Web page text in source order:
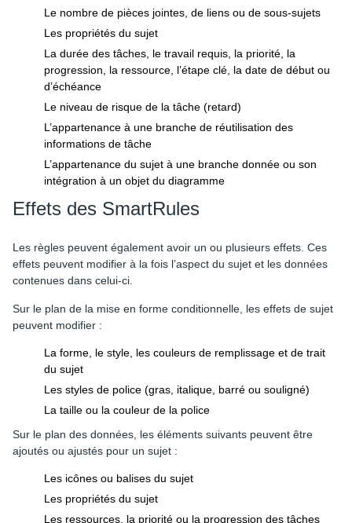
Le nombre de pièces jointes, de liens ou de sous-sujets
Les propriétés du sujet
La durée des tâches, le travail requis, la priorité, la
progression, la ressource, l’étape clé, la date de début ou
d’échéance
Le niveau de risque de la tâche (retard)
L’appartenance à une branche de réutilisation des
informations de tâche
L’appartenance du sujet à une branche donnée ou son
intégration à un objet du diagramme
Effets des SmartRules
Les règles peuvent également avoir un ou plusieurs effets. Ces
effets peuvent modifier à la fois l’aspect du sujet et les données
contenues dans celui-ci.
Sur le plan de la mise en forme conditionnelle, les effets de sujet
peuvent modifier :
La forme, le style, les couleurs de remplissage et de trait
du sujet
Les styles de police (gras, italique, barré ou souligné)
La taille ou la couleur de la police
Sur le plan des données, les éléments suivants peuvent être
ajoutés ou ajustés pour un sujet :
Les icônes ou balises du sujet
Les propriétés du sujet
Les ressources, la priorité ou la progression des tâches